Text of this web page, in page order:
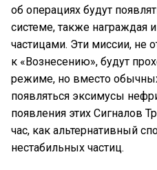
об операциях будут
системе, также награждая
частицами. Эти миссии, не
к «Вознесению», будут
режиме, но вместо
появляться эксимусы
появления этих Сигналов
час, как альтернативный
нестабильных частиц.